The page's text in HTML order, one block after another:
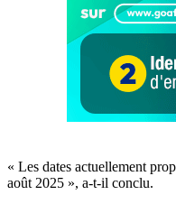
« Les dates actuellement
août 2025 », a-t-il conclu.